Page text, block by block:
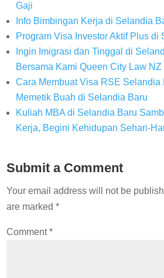
Gaji
Info Bimbingan Kerja di Selandia
Program Visa Investor Aktif Plus di
Ingin Imigrasi dan Tinggal di
Bersama Kami Queen City Law NZ
Cara Membuat Visa RSE Selandia
Memetik Buah di Selandia Baru
Kuliah MBA di Selandia Baru
Kerja, Begini Kehidupan Sehari-
Submit a Comment
Your email address will not be
are marked*
Comment*